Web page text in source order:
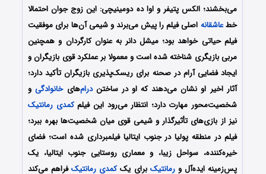
می‌بخشند؛ الکس پتیفر و اوا ده دومینیچی: این زوج جوان احتمالا
خطعاشقانه اصلی فیلم را پیش می‌برند و شیمی آن‌ها برای موفقیت
فیلم حیاتی خواهد بود؛ میشل دانر به عنوان کارگردان و همچنین
مربی بازیگری شناخته شده است و معمولا بر عملکرد قوی بازیگران و
ایجاد فضایی آرام در صحنه برای ریسک‌پذیری بازیگران تأکید دارد؛
آثار اخیر او نشان می‌دهند که او در ساختندرام‌هایخانوادگیو
شخصیت‌محور مهارت دارد؛ انتظار می‌رود این فیلمکمدی رمانتیک
نیز از بازی‌های تأثیرگذار و شیمی قوی میان شخصیت‌ها بهره ببرد؛
فیلم در منطقه پولیا در جنوب ایتالیا فیلمبرداری شده است؛ فضای
خیره‌کننده، سواحل زیبا، و معماری روستایی جنوب ایتالیا، یک
پس‌زمینه ایده‌آل ورمانتیک برای یککمدی رمانتیکفراهم می‌کند